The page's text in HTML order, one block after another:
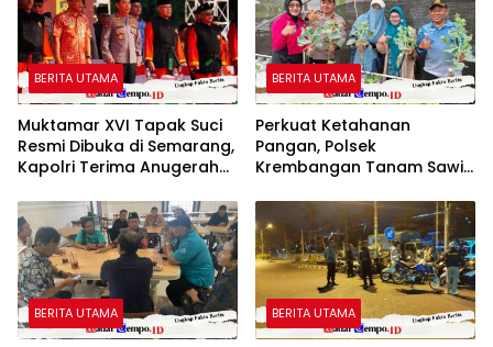
BERITA UTAMA
Muktamar XVI Tapak Suci
Resmi Dibuka di Semarang,
Kapolri Terima Anugerah
BERITA UTAMA
Perkuat Ketahanan
Pangan, Polsek
Krembangan Tanam Sawi
BERITA UTAMA BERITA UTAMA